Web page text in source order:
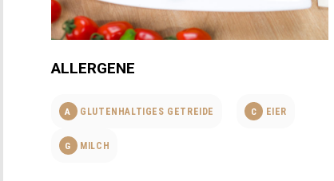
ALLERGENE
A GLUTENHALTIGES GETREIDE C EIER
G MILCH